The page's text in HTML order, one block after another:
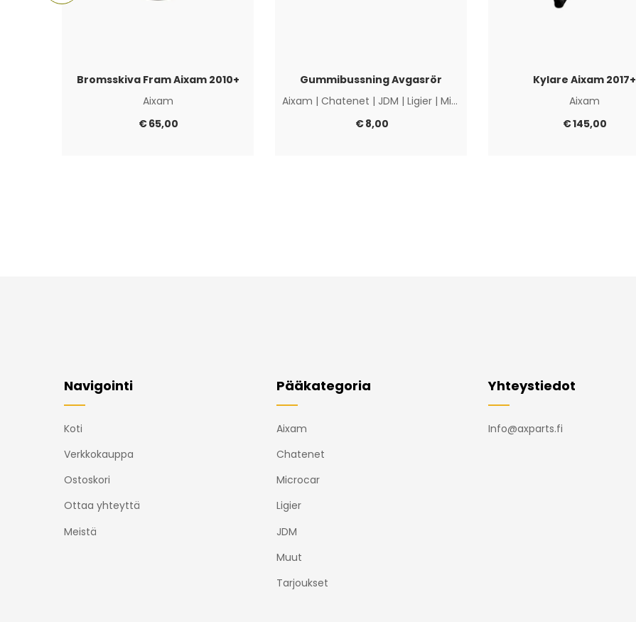
Bromsskiva Fram Aixam 2010+
Aixam
€65,00
Gummibussning Avgasrör
Aixam | Chatenet | JDM | Ligier | Microcar
€8,00
Kylare Aixam 2017+
Aixam
€145,00
Navigointi
Koti
Verkkokauppa
Ostoskori
Ottaa yhteyttä
Meistä
Pääkategoria
Aixam
Chatenet
Microcar
Ligier
JDM
Muut
Tarjoukset
Yhteystiedot
Info@axparts.fi